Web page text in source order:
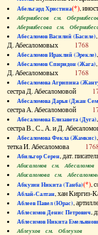
Абельгард Христина(*),
Абернибесов см.
Абернибесова см.
Абесаломов Василий (Басиле)
Д. Абесаломовых 1768
Абесаломов Ираклий (Эрекле)
Абесаломов Спиридон (Жага)
Д. Абесаломовых 1768
Абесаломова Агрипина
сестра Д. Абесаломовой
Абесаломова Дарья (Джан
сестра А. Абесаломовой
Абесаломова Елизавета (Дуга)
сестра В., С., А. и Д.
Абесаломова Фекла (Жамкис)
тетка И. Абесаломова
Абильгор Серен, дат.
Абисаломов см. Абесаломов
Абисаломова см.
Абкузин Никита (Танба)(*),
Аблай-Салтан, хан
Аблеев Павел (Юрас),
Аблесимов Денис Петрович,
Аблесимов Никита
Аблеухов см. Облеухов